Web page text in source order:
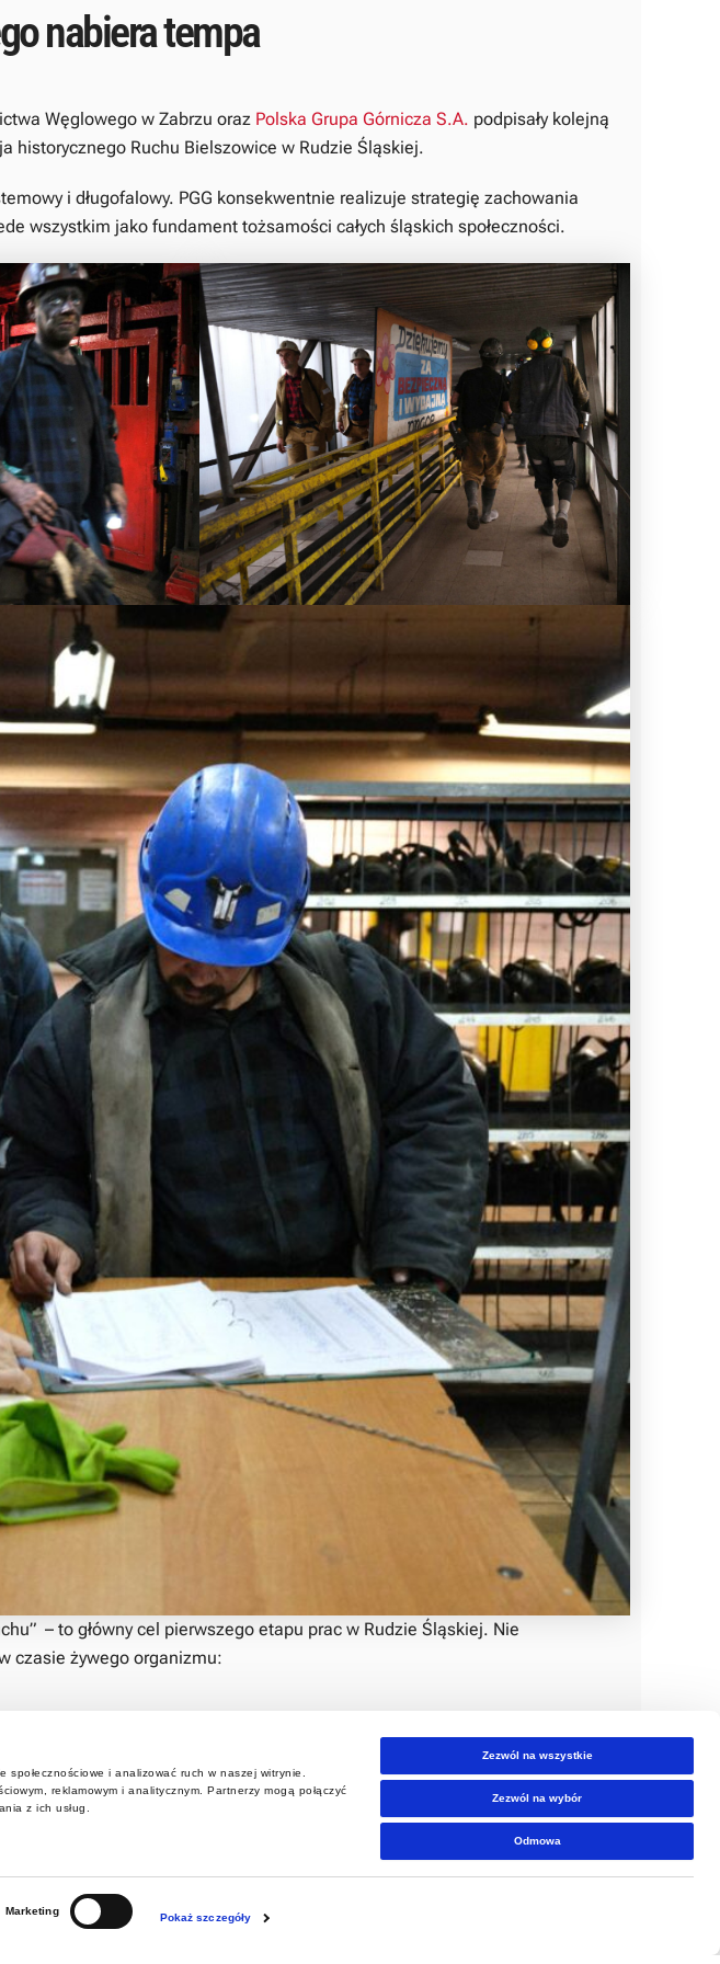
i analizować ruch w naszej witrynie.
reklamowym i analitycznym. Partnerzy mogą połączyć
z ich usług.
Marketing
Pokaż szczegóły
Zezwól na wszystkie
Zezwól na wybór
Odmowa
nabiera tempa
Węglowego w Zabrzu oraz Polska Grupa Górnicza S.A. podpisały kolejną
historycznego Ruchu Bielszowice w Rudzie Śląskiej.
i długofalowy. PGG konsekwentnie realizuje strategię zachowania
wszystkim jako fundament tożsamości całych śląskich społeczności.
– to główny cel pierwszego etapu prac w Rudzie Śląskiej. Nie
czasie żywego organizmu:
i codziennych czynności.
m.in. wybrane obiekty powierzchniowe) pokazały, jak ogromny potencjał
digitalizacji przenosimy do Rudy Śląskiej.
technologie mogą służyć najwspanialszej misji – ocaleniu tradycji dla